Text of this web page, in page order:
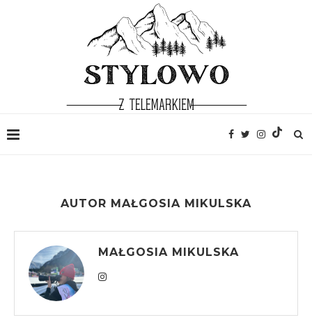
AUTOR MAŁGOSIA MIKULSKA
MAŁGOSIA MIKULSKA